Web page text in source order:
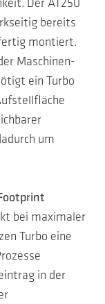
Der AT250
bereits
montiert.
Maschinen-
ein Turbo
um
bei maximaler
Turbo eine
in der